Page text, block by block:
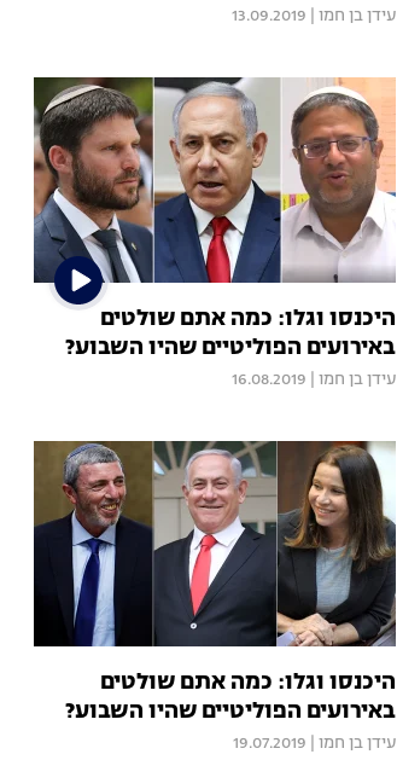
עידן בן חמו 13.09.2019
היכנסו וגלו: כמה אתם שולטים
באירועים הפוליטיים שהיו השבוע?
עידן בן חמו 16.08.2019
היכנסו וגלו: כמה אתם שולטים
באירועים הפוליטיים שהיו השבוע?
עידן בן חמו 19.07.2019